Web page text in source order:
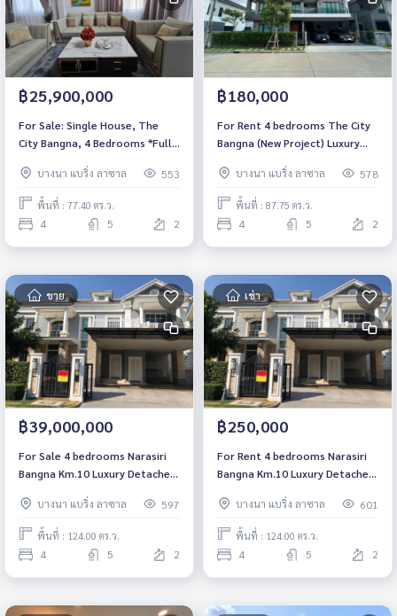
฿25,900,000
For Sale: Single House, The
City Bangna, 4 Bedrooms *Fully
บางนา แบริ่ง ลาซาล
553
พื้นที่ : 77.40 ตร.ว.
4 5 2
฿180,000
For Rent 4 bedrooms The City
Bangna (New Project) Luxury
🐱 Near Mega Bangna Fully
furnished Ready to move in
บางนา แบริ่ง ลาซาล 578
พื้นที่ : 87.75 ตร.ว.
4 5 2
ขาย
฿39,000,000
For Sale 4 bedrooms Narasiri
Bangna Km.10 Luxury Detached
Mega Bangna Fully furnished
Ready to move in
บางนา แบริ่ง ลาซาล 597
พื้นที่ : 124.00 ตร.ว.
4 5 2
เช่า
฿250,000
For Rent 4 bedrooms Narasiri
Bangna Km.10 Luxury Detached
furnished Ready to move in
บางนา แบริ่ง ลาซาล 601
พื้นที่ : 124.00 ตร.ว.
4 5 2